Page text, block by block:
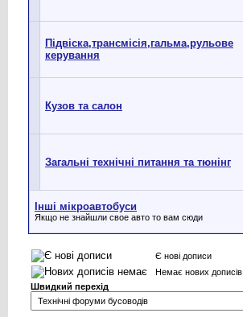
Підвіска,трансмісія,гальма,рульове
керування
Кузов та салон
Загальні технічні питання та тюнінг
Інші мікроавтобуси
Якщо не знайшли свое авто то вам сюди
Є нові дописи
Немає нових дописів
Швидкий перехід